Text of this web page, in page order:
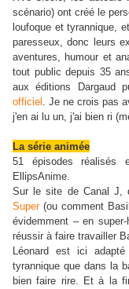
scénario) ont créé le
loufoque et tyrannique,
paresseux, donc leurs
aventures, humour et
tout public depuis 35
aux éditions Dargaud
officiel . Je ne crois pas
j'en ai lu un, j'ai bien ri
La série animée
51 épisodes réalisés
EllipsAnime.
Sur le site de Canal J,
Super(ou comment
évidemment – en
réussir à faire travailler
Léonard est ici
tyrannique que dans la
bien faire rire. Et à la